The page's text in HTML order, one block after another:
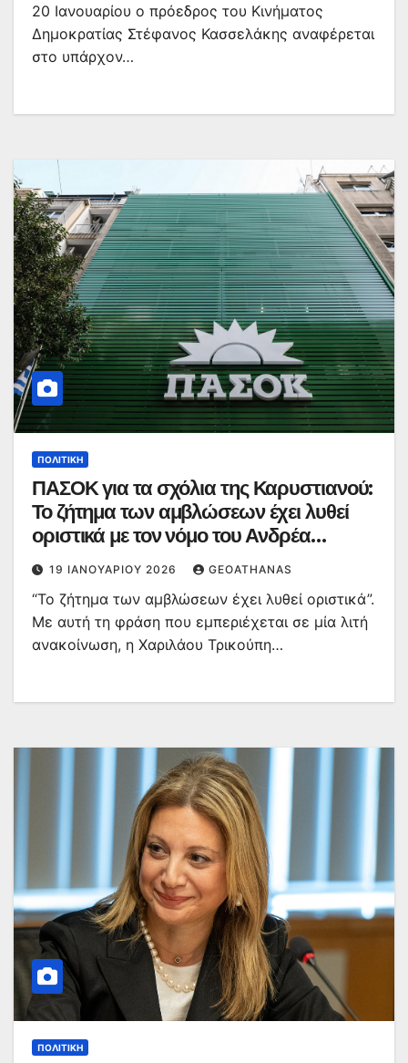
20 Ιανουαρίου ο πρόεδρος του Κινήματος
Δημοκρατίας Στέφανος Κασσελάκης αναφέρεται
στο υπάρχον…
ΠΟΛΙΤΙΚΉ
ΠΑΣΟΚ για τα σχόλια της Καρυστιανού:
Το ζήτημα των αμβλώσεων έχει λυθεί
οριστικά με τον νόμο του Ανδρέα
Παπανδρέου
19 ΙΑΝΟΥΑΡΊΟΥ 2026 GEOATHANAS
“Το ζήτημα των αμβλώσεων έχει λυθεί οριστικά”.
Με αυτή τη φράση που εμπεριέχεται σε μία λιτή
ανακοίνωση, η Χαριλάου Τρικούπη…
ΠΟΛΙΤΙΚΉ